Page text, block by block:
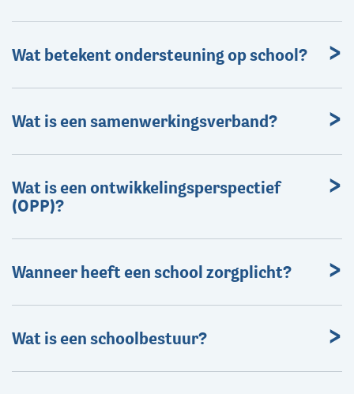
Wat betekent ondersteuning op school?
Wat is een samenwerkingsverband?
Wat is een ontwikkelingsperspectief
(OPP)?
Wanneer heeft een school zorgplicht?
Wat is een schoolbestuur?